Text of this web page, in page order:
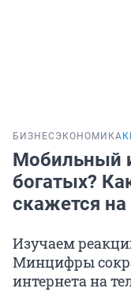
БИЗНЕС ЭКОНОМИКА
Мобильный
богатых?
скажется на
Изучаем
Минцифры
интернета на